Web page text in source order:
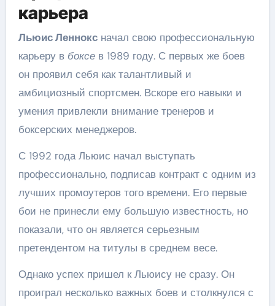
карьера
Льюис Ленноксначал свою профессиональную
карьеру в боксев 1989 году. С первых же боев
он проявил себя как талантливый и
амбициозный спортсмен. Вскоре его навыки и
умения привлекли внимание тренеров и
боксерских менеджеров.
С 1992 года Льюис начал выступать
профессионально, подписав контракт с одним из
лучших промоутеров того времени. Его первые
бои не принесли ему большую известность, но
показали, что он является серьезным
претендентом на титулы в среднем весе.
Однако успех пришел к Льюису не сразу. Он
проиграл несколько важных боев и столкнулся с